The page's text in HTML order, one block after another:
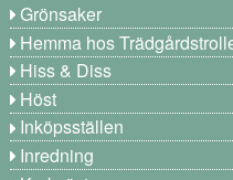
Grönsaker
Hemma hos
Hiss & Diss
Höst
Inköpsställen
Inredning